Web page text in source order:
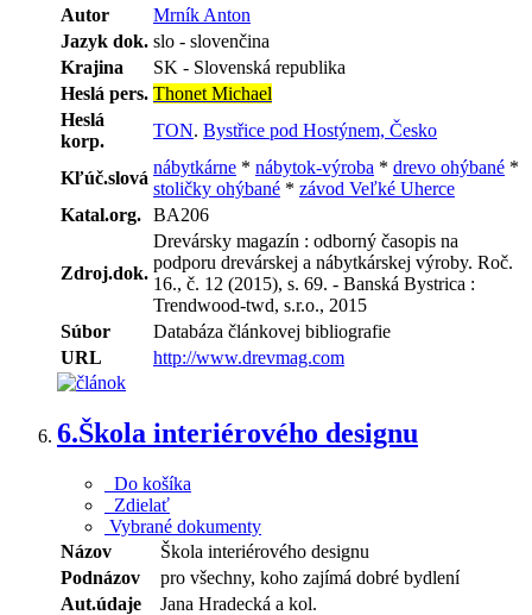
Autor
Mrník Anton
Jazyk dok. slo - slovenčina
Krajina
SK - Slovenská republika
Heslá pers. Thonet Michael
Heslá
korp.
TON. Bystřice pod Hostýnem, Česko
Kľúč.slová
nábytkárne * nábytok-výroba * drevo ohýbané *
stoličky ohýbané * závod Veľké Uherce
Katal.org. BA206
Zdroj.dok.
Drevársky magazín : odborný časopis na
podporu drevárskej a nábytkárskej výroby. Roč.
16., č. 12 (2015), s. 69. - Banská Bystrica :
Trendwood-twd, s.r.o., 2015
Súbor
Databáza článkovej bibliografie
URL
http://www.drevmag.com
6.Škola interiérového designu
Do košíka
Zdielať
Vybrané dokumenty
Názov
Škola interiérového designu
Podnázov
pro všechny, koho zajímá dobré bydlení
Aut.údaje
Jana Hradecká a kol.